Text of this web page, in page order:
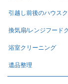
引越し前後のハウス
換気扇/レンジフード
浴室クリーニング
遺品整理